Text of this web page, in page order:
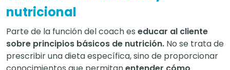
nutricional
Parte de la función del coach es educar al cliente
sobre principios básicos de nutrición. No se trata de
prescribir una dieta específica, sino de proporcionar